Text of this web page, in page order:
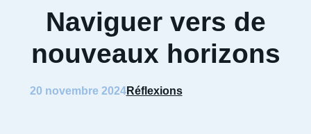
Naviguer vers de
nouveaux horizons
20 novembre 2024Réflexions